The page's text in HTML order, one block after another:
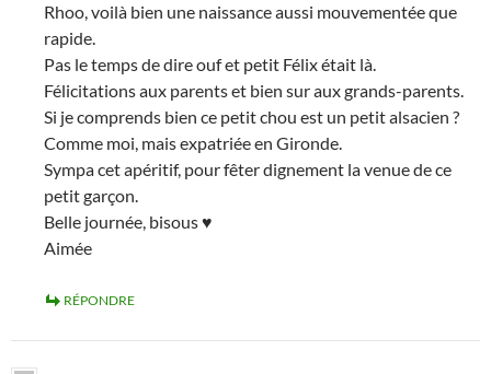
Rhoo, voilà bien une naissance aussi mouvementée que
rapide.
Pas le temps de dire ouf et petit Félix était là.
Félicitations aux parents et bien sur aux grands-parents.
Si je comprends bien ce petit chou est un petit alsacien ?
Comme moi, mais expatriée en Gironde.
Sympa cet apéritif, pour fêter dignement la venue de ce
petit garçon.
Belle journée, bisous ♥
Aimée
RÉPONDRE